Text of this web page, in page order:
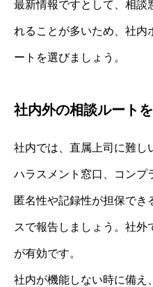
最新情報ですとして、相談
れることが多いため、社内
ートを選びましょう。
社内外の相談ルート
社内では、直属上司に難し
ハラスメント窓口、コンプ
匿名性や記録性が担保でき
スで報告しましょう。社
が有効です。
社内が機能しない時に備え